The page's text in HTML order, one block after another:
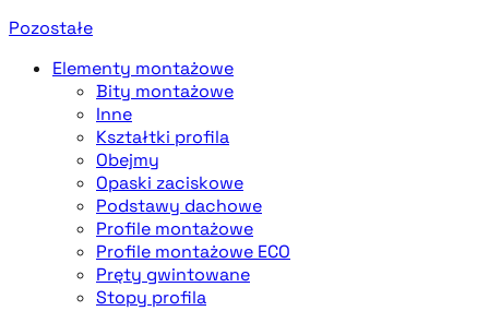
Pozostałe
Elementy montażowe
Bity montażowe
Inne
Kształtki profila
Obejmy
Opaski zaciskowe
Podstawy dachowe
Profile montażowe
Profile montażowe ECO
Pręty gwintowane
Stopy profila